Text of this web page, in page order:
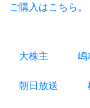
ご購入はこちら。
大株主 嶋
朝日放送